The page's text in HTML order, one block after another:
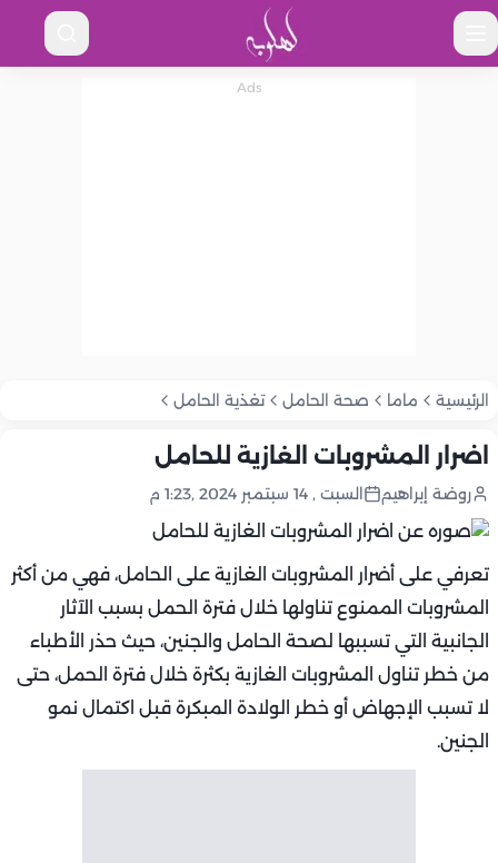
الرئيسية ماما صحة الحامل تغذية الحامل
اضرار المشروبات الغازية للحامل
روضة إبراهيم السبت , 14 سبتمبر 2024 ,1:23 م
تعرفي على أضرار المشروبات الغازية على الحامل، فهي من أكثر
المشروبات الممنوع تناولها خلال فترة الحمل بسبب الآثار
الجانبية التي تسببها لصحة الحامل والجنين، حيث حذر الأطباء
من خطر تناول المشروبات الغازية بكثرة خلال فترة الحمل، حتى
لا تسبب الإجهاض أو خطر الولادة المبكرة قبل اكتمال نمو
الجنين.